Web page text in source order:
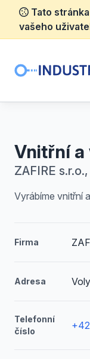
Tato
vašeho
Vnitřní a
ZAFIRE
Vyrábíme vnitřní
Firma
Adresa
Telefonní
číslo